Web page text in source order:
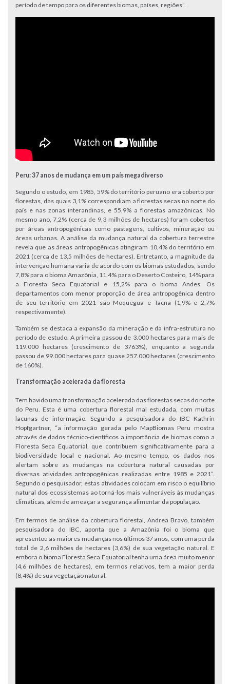
período de tempo para os diferentes biomas, países, regiões”.
Peru: 37 anos de mudança em um país megadiverso
Segundo o estudo, em 1985, 59% do território peruano era coberto por
florestas, das quais 3,1% correspondiam a florestas secas no norte do
país e nas zonas interandinas, e 55,9% a florestas amazônicas. No
mesmo ano, 7,2% (cerca de 9,3 milhões de hectares) foram cobertos
por áreas antropogênicas como pastagens, cultivos, mineração ou
áreas urbanas. A análise da mudança natural da cobertura terrestre
revela que as áreas antropogênicas atingiram 10,4% do território em
2021 (cerca de 13,5 milhões de hectares). Entretanto, a magnitude da
intervenção humana varia de acordo com os biomas estudados, sendo
7,8% para o bioma Amazônia, 11,4% para o Deserto Costeiro, 14% para
a Floresta Seca Equatorial e 15,2% para o bioma Andes. Os
departamentos com menor proporção de área antropogênica dentro
de seu território em 2021 são Moquegua e Tacna (1,9% e 2,7%
respectivamente).
Também se destaca a expansão da mineração e da infra-estrutura no
período de estudo. A primeira passou de 3.000 hectares para mais de
119.000 hectares (crescimento de 3763%), enquanto a segunda
passou de 99.000 hectares para quase 257.000 hectares (crescimento
de 160%).
Transformação acelerada da floresta
Tem havido uma transformação acelerada das florestas secas do norte
do Peru. Esta é uma cobertura florestal mal estudada, com muitas
lacunas de informação. Segundo a pesquisadora do IBC Kathrin
Hopfgartner, “a informação gerada pelo MapBiomas Peru mostra
através de dados técnico-científicos a importância de biomas como a
Floresta Seca Equatorial, que contribuem significativamente para a
biodiversidade local e nacional. Ao mesmo tempo, os dados nos
alertam sobre as mudanças na cobertura natural causadas por
diversas atividades antropogênicas realizadas entre 1985 e 2021”.
Segundo o pesquisador, estas atividades colocam em risco o equilíbrio
natural dos ecossistemas ao torná-los mais vulneráveis às mudanças
climáticas, além de ameaçar a segurança alimentar da população.
Em termos de análise da cobertura florestal, Andrea Bravo, também
pesquisadora do IBC, aponta que a Amazônia foi o bioma que
apresentou as maiores mudanças nos últimos 37 anos, com uma perda
total de 2,6 milhões de hectares (3,6%) de sua vegetação natural. E
embora o bioma Floresta Seca Equatorial tenha uma área muito menor
(4,6 milhões de hectares), em termos relativos, tem a maior perda
(8,4%) de sua vegetação natural.